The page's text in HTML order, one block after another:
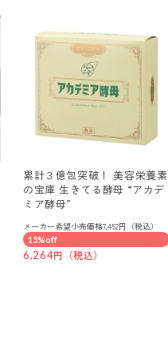
累計３億包突破！ 美容栄養素
の宝庫 生きてる酵母 “アカデ
ミア酵母”
メーカー希望小売価格7,452円（税込）
15%off
6,264